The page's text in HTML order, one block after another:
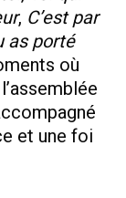
, C’est par
as porté
où
et une foi